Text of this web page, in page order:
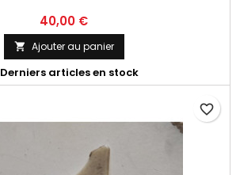
40,00 €
 Ajouter au panier
Derniers articles en stock
favorite_border